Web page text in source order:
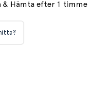
& Hämta efter 1 timme